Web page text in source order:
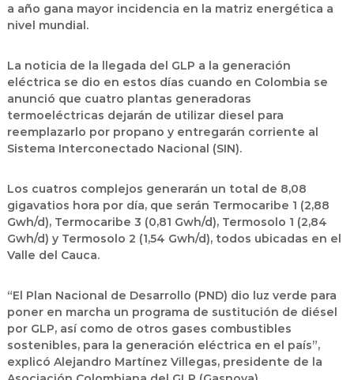
a año gana mayor incidencia en la matriz energética a
nivel mundial.
La noticia de la llegada del GLP a la generación
eléctrica se dio en estos días cuando en Colombia se
anunció que cuatro plantas generadoras
termoeléctricas dejarán de utilizar diesel para
reemplazarlo por propano y entregarán corriente al
Sistema Interconectado Nacional (SIN).
Los cuatros complejos generarán un total de 8,08
gigavatios hora por día, que serán Termocaribe 1 (2,88
Gwh/d), Termocaribe 3 (0,81 Gwh/d), Termosolo 1 (2,84
Gwh/d) y Termosolo 2 (1,54 Gwh/d), todos ubicadas en el
Valle del Cauca.
“El Plan Nacional de Desarrollo (PND) dio luz verde para
poner en marcha un programa de sustitución de diésel
por GLP, así como de otros gases combustibles
sostenibles, para la generación eléctrica en el país”,
explicó Alejandro Martínez Villegas, presidente de la